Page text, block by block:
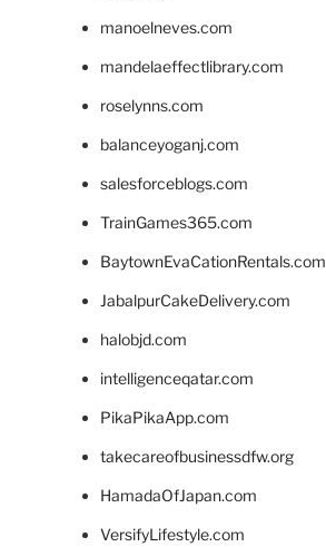
manoelneves.com
mandelaeffectlibrary.com
roselynns.com
balanceyoganj.com
salesforceblogs.com
TrainGames365.com
BaytownEvaCationRentals.com
JabalpurCakeDelivery.com
halobjd.com
intelligenceqatar.com
PikaPikaApp.com
takecareofbusinessdfw.org
HamadaOfJapan.com
VersifyLifestyle.com